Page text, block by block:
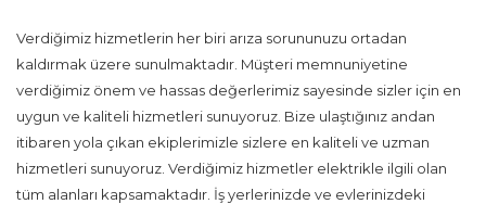
Verdiğimiz hizmetlerin her biri arıza sorununuzu ortadan
kaldırmak üzere sunulmaktadır. Müşteri memnuniyetine
verdiğimiz önem ve hassas değerlerimiz sayesinde sizler için en
uygun ve kaliteli hizmetleri sunuyoruz. Bize ulaştığınız andan
itibaren yola çıkan ekiplerimizle sizlere en kaliteli ve uzman
hizmetleri sunuyoruz. Verdiğimiz hizmetler elektrikle ilgili olan
tüm alanları kapsamaktadır. İş yerlerinizde ve evlerinizdeki